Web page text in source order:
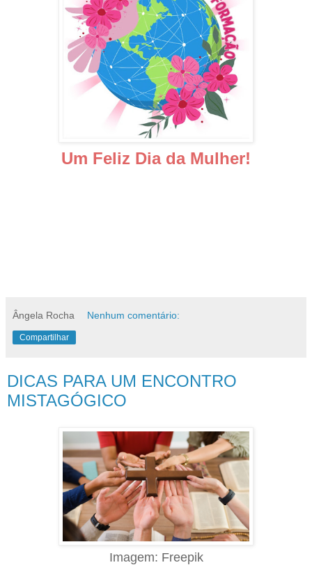
Um Feliz Dia da Mulher!
Ângela Rocha Nenhum comentário:
Compartilhar
DICAS PARA UM ENCONTRO
MISTAGÓGICO
Imagem: Freepik